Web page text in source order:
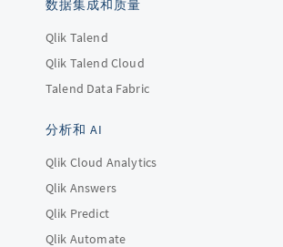
数据集成和质量
Qlik Talend
Qlik Talend Cloud
Talend Data Fabric
分析和 AI
Qlik Cloud Analytics
Qlik Answers
Qlik Predict
Qlik Automate